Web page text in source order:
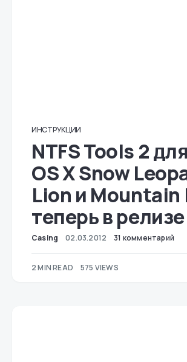
ИНСТРУКЦИИ
NTFS Tools 2
OS X Snow
Lion и Mountain
теперь в
Casing 02.03.2012 31 комментарий
2 MIN READ 575 VIEWS